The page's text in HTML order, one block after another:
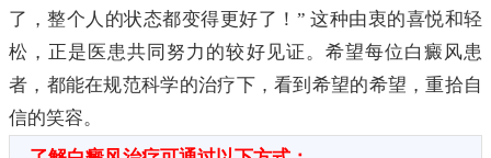
了，整个人的状态都变得更好了！” 这种由衷的喜悦和轻
松，正是医患共同努力的较好见证。希望每位白癜风患
者，都能在规范科学的治疗下，看到希望的希望，重拾自
信的笑容。